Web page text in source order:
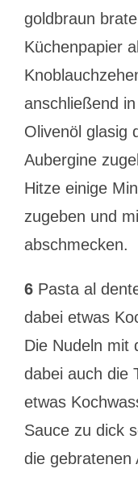
goldbraun
Küchenpapier
anschließend
Olivenöl glasig
Aubergine
Hitze einige
zugeben und
abschmecken.
6Pasta al
dabei etwas
Die Nudeln mit
dabei auch die
etwas
Sauce zu dick
die gebratenen